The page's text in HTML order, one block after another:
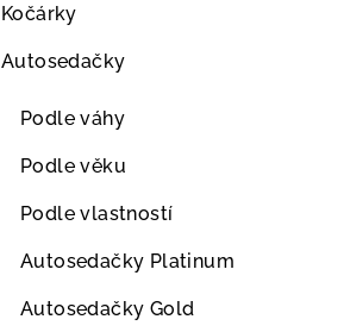
Kočárky
Autosedačky
Podle váhy
Podle věku
Podle vlastností
Autosedačky Platinum
Autosedačky Gold